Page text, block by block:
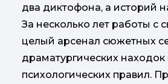
два диктофона, а историй
За несколько лет работы с
целый арсенал сюжетных
драматургических
психологических правил.